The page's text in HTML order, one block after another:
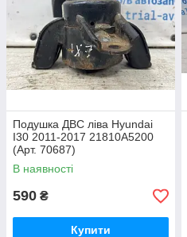
Подушка ДВС ліва Hyundai
I30 2011-2017 21810A5200
(Арт. 70687)
В наявності
590 ₴
Купити